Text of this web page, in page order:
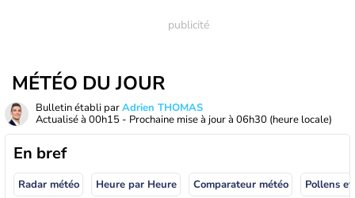
MÉTÉO DU JOUR
Bulletin établi parAdrien THOMAS
Actualisé à 00h15 - Prochaine mise à jour à 06h30 (heure locale)
En bref
Radar météo Heure par Heure Comparateur météo Pollens